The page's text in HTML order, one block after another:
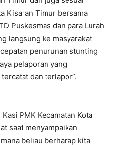
Kisaran Timur bersama
Puskesmas dan para Lurah
langsung ke masyarakat
penurunan stunting
pelaporan yang
dan terlapor”.
PMK Kecamatan Kota
saat menyampaikan
beliau berharap kita